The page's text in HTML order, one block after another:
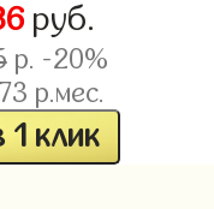
руб.
р. -20%
р.мес.
1 клик